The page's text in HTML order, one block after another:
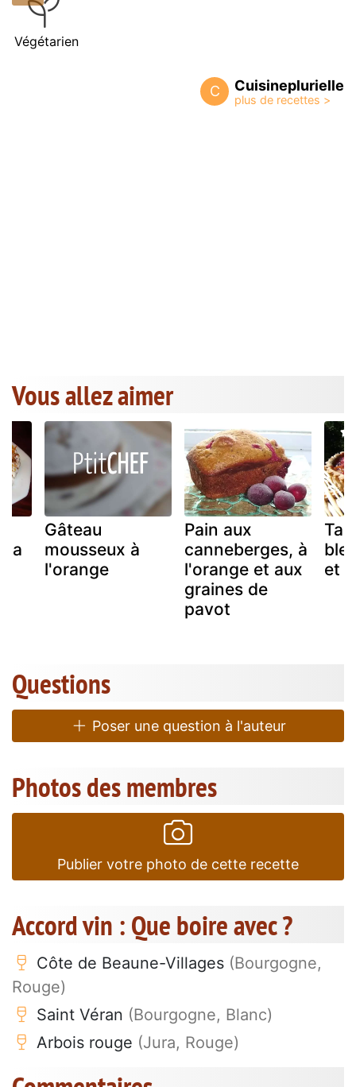
Végétarien
C Cuisineplurielle
Vous allez aimer
la
Gâteau
mousseux à
l'orange
Pain aux
canneberges, à
l'orange et aux
graines de
pavot
et
Questions
Poser une question à l'auteur
Photos des membres
Publier votre photo de cette recette
Accord vin : Que boire avec ?
Côte de Beaune-Villages (Bourgogne,
Rouge)
Saint Véran (Bourgogne, Blanc)
Arbois rouge (Jura, Rouge)